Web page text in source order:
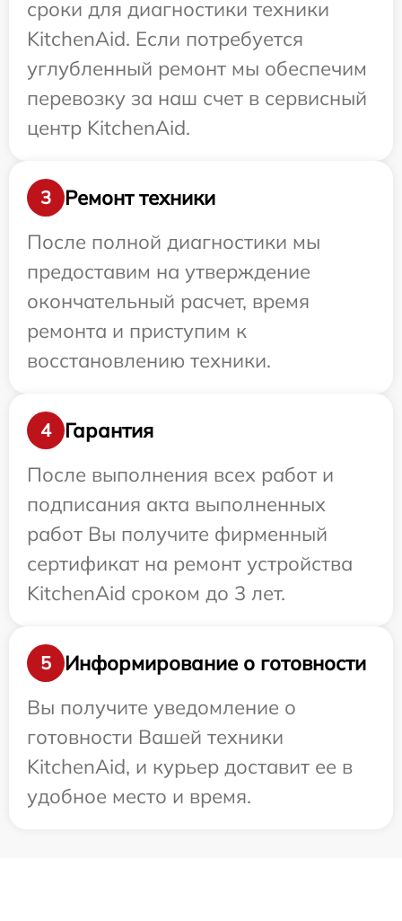
сроки для диагностики техники
KitchenAid. Если потребуется
углубленный ремонт мы обеспечим
перевозку за наш счет в сервисный
центр KitchenAid.
3
Ремонт техники
После полной диагностики мы
предоставим на утверждение
окончательный расчет, время
ремонта и приступим к
восстановлению техники.
4
Гарантия
После выполнения всех работ и
подписания акта выполненных
работ Вы получите фирменный
сертификат на ремонт устройства
KitchenAid сроком до 3 лет.
5
Информирование о готовности
Вы получите уведомление о
готовности Вашей техники
KitchenAid, и курьер доставит ее в
удобное место и время.